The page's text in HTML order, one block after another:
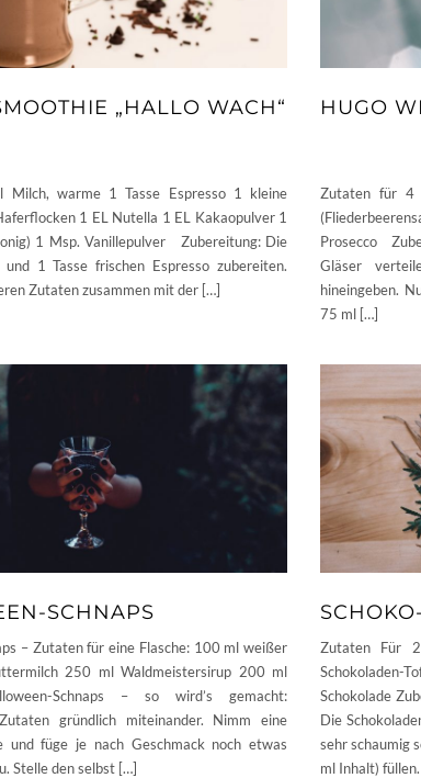
„HALLO WACH“
Milch, warme 1 Tasse Espresso 1 kleine
1 EL Nutella 1 EL Kakaopulver 1
1 Msp. Vanillepulver Zubereitung: Die
1 Tasse frischen Espresso zubereiten.
Zutaten zusammen mit der […]
HUGO
Zutaten für 4
Prosecco
Gläser
hineingeben.
75 ml […]
SCHNAPS
– Zutaten für eine Flasche: 100 ml weißer
250 ml Waldmeistersirup 200 ml
Schnaps – so wird’s gemacht:
gründlich miteinander. Nimm eine
und füge je nach Geschmack noch etwas
Stelle den selbst […]
Zutaten Für
Schokoladen-
Schokolade
Die
sehr schaumig
ml Inhalt)